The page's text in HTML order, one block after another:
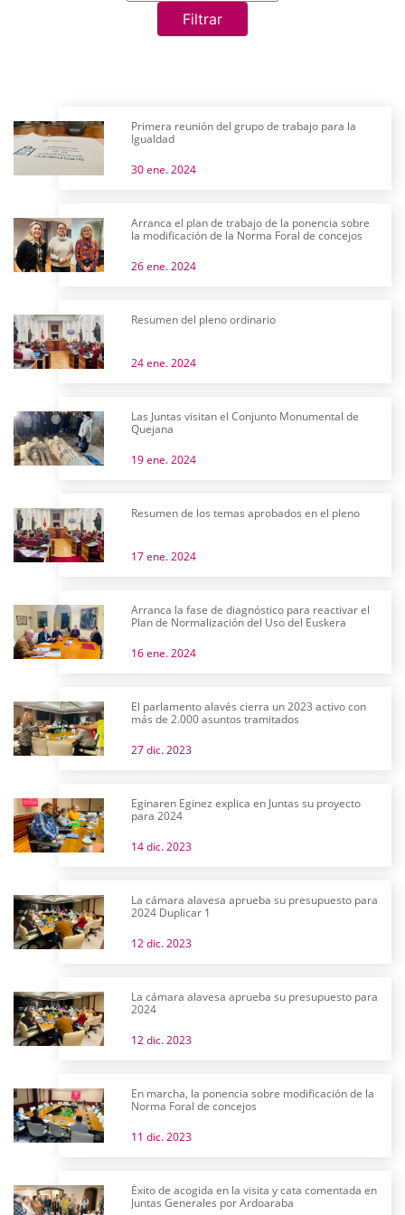
Filtrar
Primera reunión del grupo de trabajo para la
Igualdad
30 ene. 2024
Arranca el plan de trabajo de la ponencia sobre
la modificación de la Norma Foral de concejos
26 ene. 2024
Resumen del pleno ordinario
24 ene. 2024
Las Juntas visitan el Conjunto Monumental de
Quejana
19 ene. 2024
Resumen de los temas aprobados en el pleno
17 ene. 2024
Arranca la fase de diagnóstico para reactivar el
Plan de Normalización del Uso del Euskera
16 ene. 2024
El parlamento alavés cierra un 2023 activo con
más de 2.000 asuntos tramitados
27 dic. 2023
Eginaren Eginez explica en Juntas su proyecto
para 2024
14 dic. 2023
La cámara alavesa aprueba su presupuesto para
2024 Duplicar 1
12 dic. 2023
La cámara alavesa aprueba su presupuesto para
2024
12 dic. 2023
En marcha, la ponencia sobre modificación de la
Norma Foral de concejos
11 dic. 2023
Éxito de acogida en la visita y cata comentada en
Juntas Generales por Ardoaraba